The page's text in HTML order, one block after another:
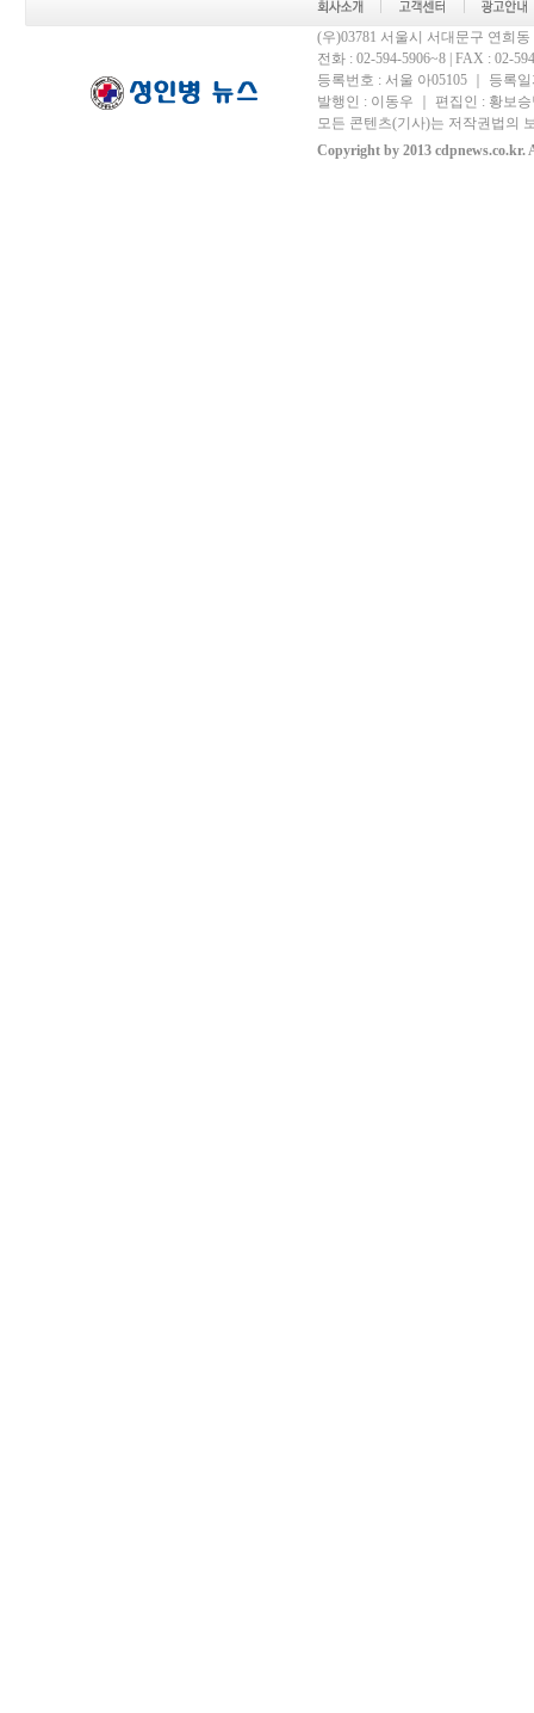
(우)03781 서울시 서대문구 연희
전화 : 02-594-5906~8 | FAX : 02-
등록번호 : 서울 아05105 ｜ 등록
발행인 : 이동우 ｜ 편집인 : 황보
모든 콘텐츠(기사)는 저작권법의
Copyright by 2013 cdpnews.co.kr.